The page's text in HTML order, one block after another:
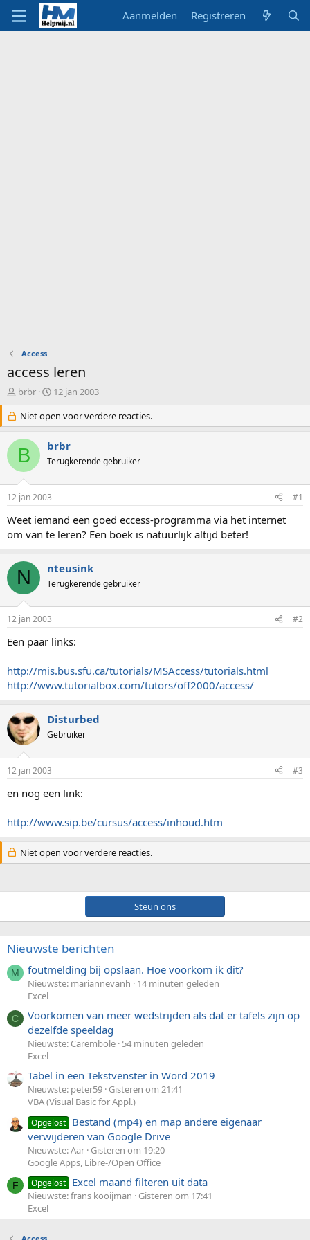
Aanmelden Registreren
Access
access leren
O
d
e
r
w
e
p
s
t
a
r
t
e
r
brbr
S
a
r
d
a
m
12 jan 2003
Niet open voor verdere reacties.
B brbr
Terugkerende gebruiker
12 jan 2003 #1
Weet iemand een goed eccess-programma via het internet
om van te leren? Een boek is natuurlijk altijd beter!
N nteusink
Terugkerende gebruiker
12 jan 2003 #2
Een paar links:
http://mis.bus.sfu.ca/tutorials/MSAccess/tutorials.html
http://www.tutorialbox.com/tutors/off2000/access/
Disturbed
Gebruiker
12 jan 2003 #3
en nog een link:
http://www.sip.be/cursus/access/inhoud.htm
Niet open voor verdere reacties.
Steun ons
Nieuwste berichten
M foutmelding bij opslaan. Hoe voorkom ik dit?
Nieuwste: mariannevanh
14 minuten geleden
Excel
C
Voorkomen van meer wedstrijden als dat er tafels zijn op
dezelfde speeldag
Nieuwste: Carembole 54 minuten geleden
Excel
Tabel in een Tekstvenster in Word 2019
Nieuwste: peter59 Gisteren om 21:41
VBA (Visual Basic for Appl.)
Opgelost Bestand (mp4) en map andere eigenaar
verwijderen van Google Drive
Nieuwste: Aar Gisteren om 19:20
Google Apps, Libre-/Open Office
F Opgelost Excel maand filteren uit data
Nieuwste: frans kooijman
Gisteren om 17:41
Excel